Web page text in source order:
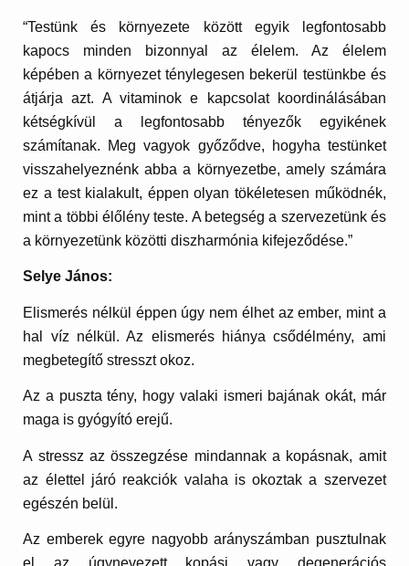
“Testünk és környezete között egyik legfontosabb
kapocs minden bizonnyal az élelem. Az élelem
képében a környezet ténylegesen bekerül testünkbe és
átjárja azt. A vitaminok e kapcsolat koordinálásában
kétségkívül a legfontosabb tényezők egyikének
számítanak. Meg vagyok győződve, hogyha testünket
visszahelyeznénk abba a környezetbe, amely számára
ez a test kialakult, éppen olyan tökéletesen működnék,
mint a többi élőlény teste. A betegség a szervezetünk és
a környezetünk közötti diszharmónia kifejeződése.”
Selye János:
Elismerés nélkül éppen úgy nem élhet az ember, mint a
hal víz nélkül. Az elismerés hiánya csődélmény, ami
megbetegítő stresszt okoz.
Az a puszta tény, hogy valaki ismeri bajának okát, már
maga is gyógyító erejű.
A stressz az összegzése mindannak a kopásnak, amit
az élettel járó reakciók valaha is okoztak a szervezet
egészén belül.
Az emberek egyre nagyobb arányszámban pusztulnak